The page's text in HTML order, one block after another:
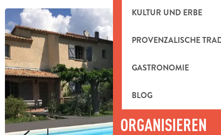
KULTUR UND ERBE
PROVENZALISCHE
GASTRONOMIE
BLOG
ORGANISIEREN